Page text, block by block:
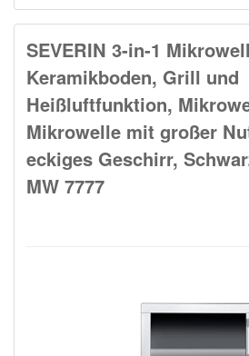
SEVERIN 3-in-1
Keramikboden, Grill und
Heißluftfunktion,
Mikrowelle mit großer
eckiges Geschirr,
MW 7777